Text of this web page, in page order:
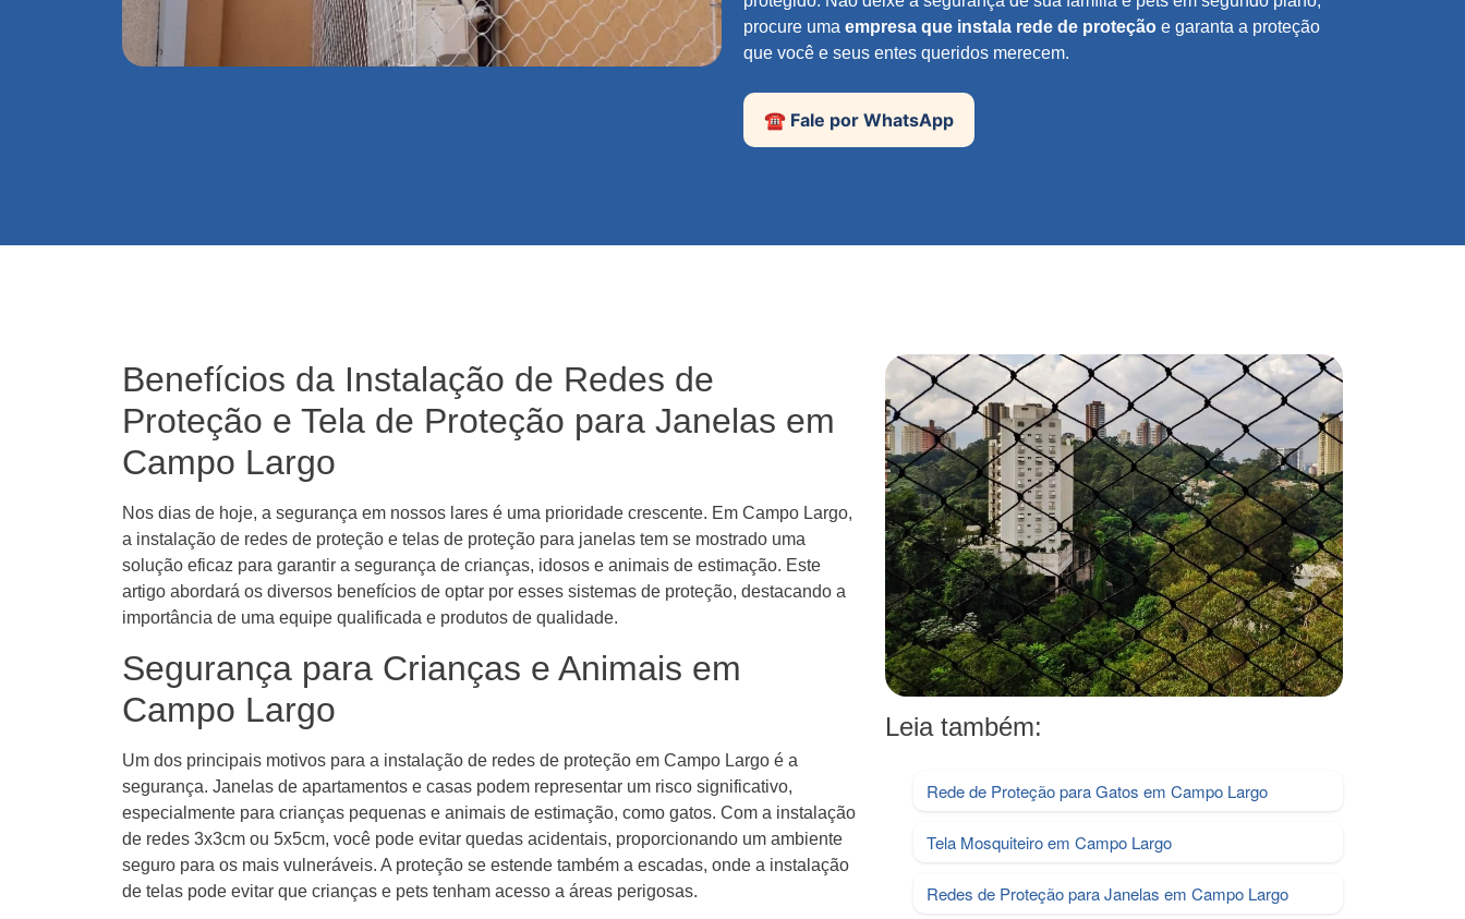
procure uma empresa que instala rede de proteção e garanta a proteção
que você e seus entes queridos merecem.
☎️ Fale por WhatsApp
Benefícios da Instalação de Redes de
Proteção e Tela de Proteção para Janelas em
Campo Largo
Nos dias de hoje, a segurança em nossos lares é uma prioridade crescente. Em Campo Largo,
a instalação de redes de proteção e telas de proteção para janelas tem se mostrado uma
solução eficaz para garantir a segurança de crianças, idosos e animais de estimação. Este
artigo abordará os diversos benefícios de optar por esses sistemas de proteção, destacando a
importância de uma equipe qualificada e produtos de qualidade.
Segurança para Crianças e Animais em
Campo Largo
Um dos principais motivos para a instalação de redes de proteção em Campo Largo é a
segurança. Janelas de apartamentos e casas podem representar um risco significativo,
especialmente para crianças pequenas e animais de estimação, como gatos. Com a instalação
de redes 3x3cm ou 5x5cm, você pode evitar quedas acidentais, proporcionando um ambiente
seguro para os mais vulneráveis. A proteção se estende também a escadas, onde a instalação
de telas pode evitar que crianças e pets tenham acesso a áreas perigosas.
Leia também:
Rede de Proteção para Gatos em Campo Largo
Tela Mosquiteiro em Campo Largo
Redes de Proteção para Janelas em Campo Largo